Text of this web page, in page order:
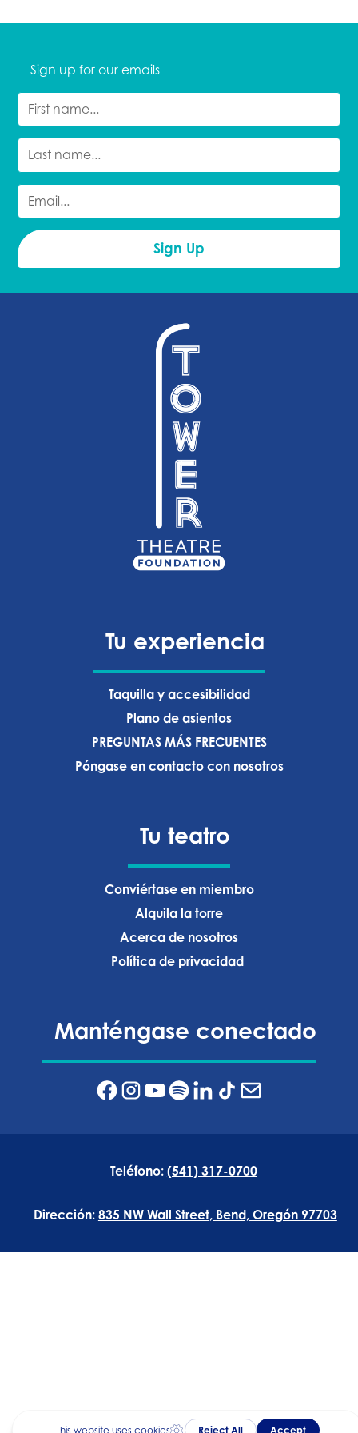
Sign up for our emails
Tu experiencia
Taquilla y accesibilidad
Plano de asientos
PREGUNTAS MÁS FRECUENTES
Póngase en contacto con nosotros
Tu teatro
Conviértase en miembro
Alquila la torre
Acerca de nosotros
Política de privacidad ‍
Manténgase conectado
Teléfono: (541) 317-0700
Dirección: 835 NW Wall Street, Bend, Oregón 97703